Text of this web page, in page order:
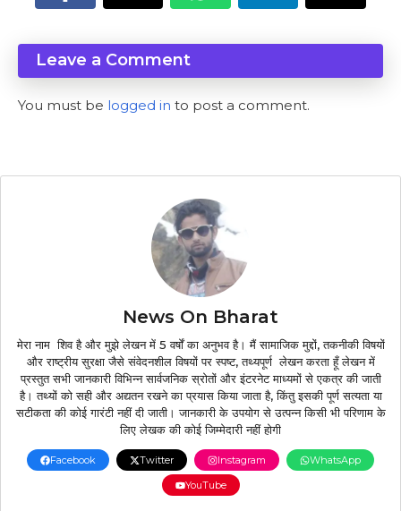
Leave a Comment
You must be logged in to post a comment.
News On Bharat
मेरा नाम शिव है और मुझे लेखन में 5 वर्षों का अनुभव है। मैं सामाजिक मुद्दों, तकनीकी विषयों
और राष्ट्रीय सुरक्षा जैसे संवेदनशील विषयों पर स्पष्ट, तथ्यपूर्ण लेखन करता हूँ लेखन में
प्रस्तुत सभी जानकारी विभिन्न सार्वजनिक स्रोतों और इंटरनेट माध्यमों से एकत्र की जाती
है। तथ्यों को सही और अद्यतन रखने का प्रयास किया जाता है, किंतु इसकी पूर्ण सत्यता या
सटीकता की कोई गारंटी नहीं दी जाती। जानकारी के उपयोग से उत्पन्न किसी भी परिणाम के
लिए लेखक की कोई जिम्मेदारी नहीं होगी
Facebook Twitter Instagram
WhatsApp
YouTube